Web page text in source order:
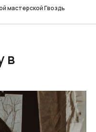
мастерской Гвоздь
в